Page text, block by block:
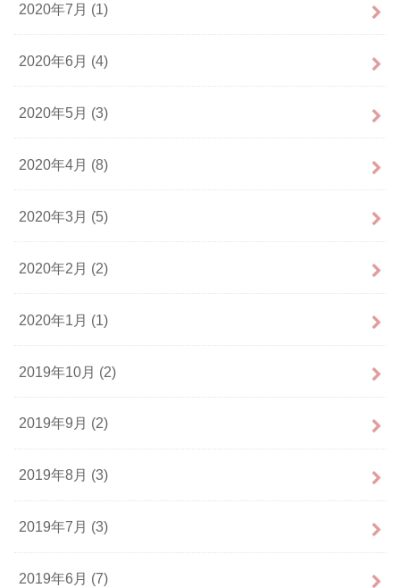
2020年7月 (1)
2020年6月 (4)
2020年5月 (3)
2020年4月 (8)
2020年3月 (5)
2020年2月 (2)
2020年1月 (1)
2019年10月 (2)
2019年9月 (2)
2019年8月 (3)
2019年7月 (3)
2019年6月 (7)